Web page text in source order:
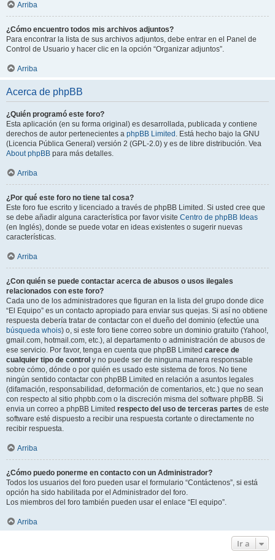
Arriba
¿Cómo encuentro todos mis archivos adjuntos?
Para encontrar la lista de sus archivos adjuntos, debe entrar en el Panel de
Control de Usuario y hacer clic en la opción “Organizar adjuntos”.
Arriba
Acerca de phpBB
¿Quién programó este foro?
Esta aplicación (en su forma original) es desarrollada, publicada y contiene
derechos de autor pertenecientes a phpBB Limited . Está hecho bajo la GNU
(Licencia Pública General) versión 2 (GPL-2.0) y es de libre distribución. Vea
About phpBB para más detalles.
Arriba
¿Por qué este foro no tiene tal cosa?
Este foro fue escrito y licenciado a través de phpBB Limited. Si usted cree que
se debe añadir alguna característica por favor visite Centro de phpBB Ideas
(en Inglés), donde se puede votar en ideas existentes o sugerir nuevas
características.
Arriba
¿Con quién se puede contactar acerca de abusos o usos ilegales
relacionados con este foro?
Cada uno de los administradores que figuran en la lista del grupo donde dice
“El Equipo” es un contacto apropiado para enviar sus quejas. Si así no obtiene
respuesta debería tratar de contactar con el dueño del dominio (efectúe una
búsqueda whois) o, si este foro tiene correo sobre un dominio gratuito (Yahoo!,
gmail.com, hotmail.com, etc.), al departamento o administración de abusos de
ese servicio. Por favor, tenga en cuenta que phpBB Limited carece de
cualquier tipo de control y no puede ser de ninguna manera responsable
sobre cómo, dónde o por quién es usado este sistema de foros. No tiene
ningún sentido contactar con phpBB Limited en relación a asuntos legales
(difamación, responsabilidad, deformación de comentarios, etc.) que no sean
con respecto al sitio phpbb.com o la discreción misma del software phpBB. Si
envia un correo a phpBB Limited respecto del uso de terceras partes de este
software esté dispuesto a recibir una respuesta cortante o directamente no
recibir respuesta.
Arriba
¿Cómo puedo ponerme en contacto con un Administrador?
Todos los usuarios del foro pueden usar el formulario “Contáctenos”, si está
opción ha sido habilitada por el Administrador del foro.
Los miembros del foro también pueden usar el enlace “El equipo”.
Arriba
Ir a